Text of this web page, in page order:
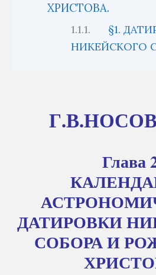
ХРИСТОВА.
§1.
НИКЕЙСКОГО
Глава
ДАТИРОВКИ
СОБОРА И